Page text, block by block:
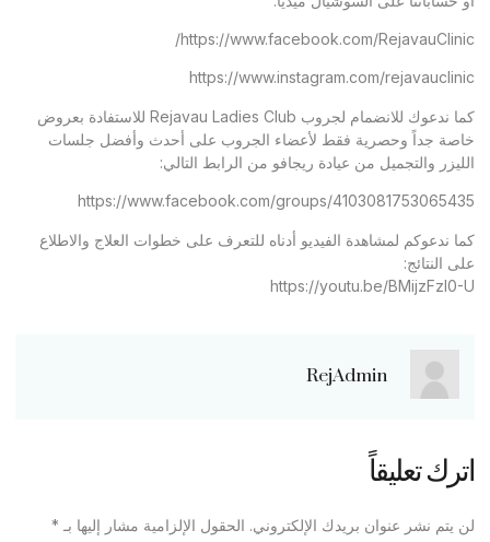
https://www.facebook.com/RejavauClinic/
https://www.instagram.com/rejavauclinic
كما ندعوك للانضمام لجروب Rejavau Ladies Club للاستفادة بعروض
خاصة جداً وحصرية فقط لأعضاء الجروب على أحدث وأفضل جلسات
الليزر والتجميل من عيادة ريجافو من الرابط التالي:
https://www.facebook.com/groups/4103081753065435
كما ندعوكم لمشاهدة الفيديو أدناه للتعرف على خطوات العلاج والاطلاع
على النتائج:
https://youtu.be/BMijzFzl0-U
RejAdmin
اترك تعليقاً
لن يتم نشر عنوان بريدك الإلكتروني. الحقول الإلزامية مشار إليها بـ *